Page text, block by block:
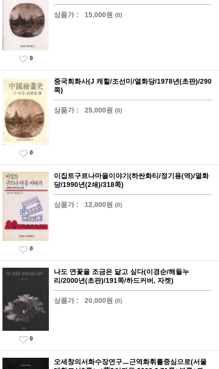
상품가 : 15,000원 (0)
0
중국회화사(J 캐힐/조선미/열화당/1978년(초판)/290
쪽)
상품가 : 25,000원 (0)
0
이집트구르나마을이야기(하싼화티/정기용(역)/열화
당/1990년(2쇄)/318쪽)
상품가 : 12,000원 (0)
0
나도 연꽃을 조금은 닮고 싶다(이경순/해들누
리/2000년(초판)/191쪽/하드커버, 자켓)
상품가 : 20,000원 (0)
0
오세창의서화수장연구ㅡ근역화휘를중심으로(서울